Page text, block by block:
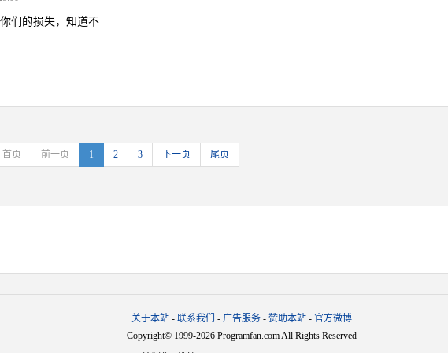
们的损失，知道不
首页 前一页 1 2 3 下一页 尾页
关于本站 - 联系我们 - 广告服务 - 赞助本站 - 官方微博
Copyright© 1999-2026 Programfan.com All Rights Reserved